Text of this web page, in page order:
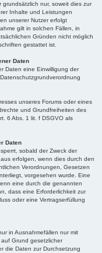
nur, soweit dies zur
Inhalte und Leistungen
unserer Nutzer erfolgt
gilt in solchen Fällen, in
Gründen nicht möglich
gestattet ist.
Daten
Daten eine Einwilligung der
unseres Forums oder eines
und Grundfreiheiten des
6 Abs. 1 lit. f DSGVO als
Daten
sobald der Zweck der
erfolgen, wenn dies durch den
Verordnungen, Gesetzen
vorgesehen wurde. Eine
eine durch die genannten
dass eine Erforderlichkeit zur
oder eine Vertragserfüllung
in Ausnahmefällen nur mit
Grund gesetzlicher
die Daten zur Durchsetzung